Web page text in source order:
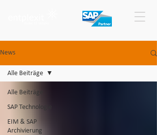
News
Alle Beiträge
SAP Technologie
EIM & SAP
Archivierung
Alle Beiträge